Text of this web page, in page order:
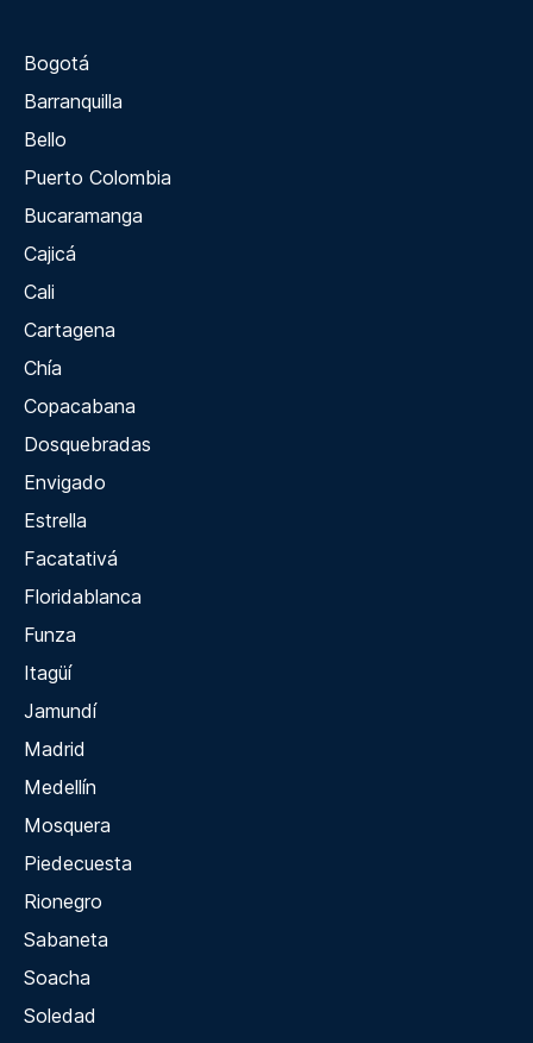
Bogotá
Barranquilla
Bello
Puerto Colombia
Bucaramanga
Cajicá
Cali
Cartagena
Chía
Copacabana
Dosquebradas
Envigado
Estrella
Facatativá
Floridablanca
Funza
Itagüí
Jamundí
Madrid
Medellín
Mosquera
Piedecuesta
Rionegro
Sabaneta
Soacha
Soledad